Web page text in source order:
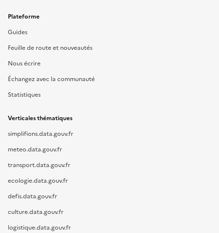
Plateforme
Guides
Feuille de route et nouveautés
Nous écrire
Échangez avec la communauté
Statistiques
Verticales thématiques
simplifions.data.gouv.fr
meteo.data.gouv.fr
transport.data.gouv.fr
ecologie.data.gouv.fr
defis.data.gouv.fr
culture.data.gouv.fr
logistique.data.gouv.fr